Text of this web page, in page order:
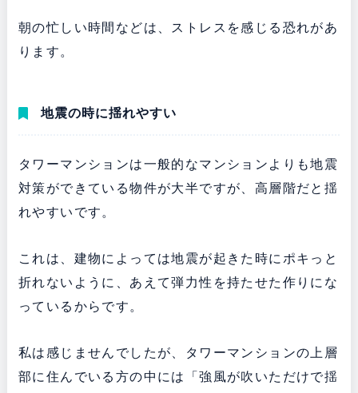
朝の忙しい時間などは、ストレスを感じる恐れがあ
ります。
地震の時に揺れやすい
タワーマンションは一般的なマンションよりも地震
対策ができている物件が大半ですが、高層階だと揺
れやすいです。
これは、建物によっては地震が起きた時にポキっと
折れないように、あえて弾力性を持たせた作りにな
っているからです。
私は感じませんでしたが、タワーマンションの上層
部に住んでいる方の中には「強風が吹いただけで揺